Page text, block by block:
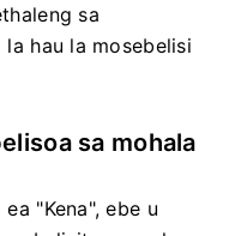
sa
hau la mosebelisi
sa mohala
"Kena", ebe u